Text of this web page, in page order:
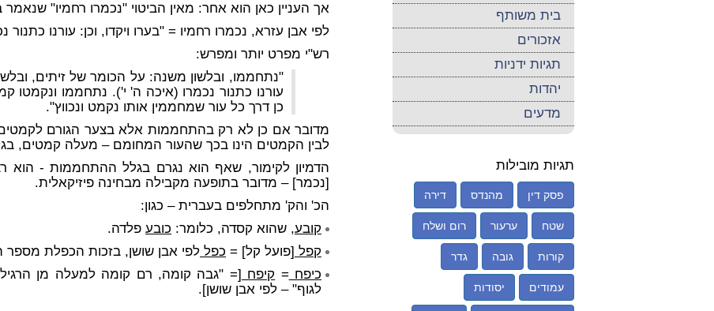
אך העניין כאן הוא אחר: מאין הביטוי "נכמרו רחמיו"
לפי אבן עזרא, נכמרו רחמיו = "בערו ויקדו, וכן: עורנו כתנור
רש"י מפרט יותר ומפרש:
"נתחממו, ובלשון משנה: על הכומר של זיתים,
עורנו כתנור נכמרו (איכה ה' י'). נתחממו ונקמטו
כן דרך כל עור שמחממין אותו נקמט ונכווץ".
מדובר אם כן לא רק בהתחממות אלא בצער הגורם
לבין הקמטים הינו בכך שהעור המחומם – מעלה קמטים,
הדמיון לקימור, שאף הוא נגרם בגלל ההתחממות -
[נכמר] – מדובר בתופעה מקבילה מבחינה פיזיקאלית.
הכ' והק' מתחלפים בעברית – כגון:
קובע, שהוא קסדה, כלומר: כובע פלדה.
קפל [פועל קל] = כפל לפי אבן שושן, בזכות הכפלת מספר
כיפח= קיפח [= "גבה קומה, רם קומה למעלה מן
לגוף" – לפי אבן שושן].
בית משותף
אזכורים
תגיות ידניות
יהדות
מדעים
תגיות מובילות
פסק דין מהנדס דירה
שטח ערעור רום ושלח
קורות גובה גדר
עמודים יסודות